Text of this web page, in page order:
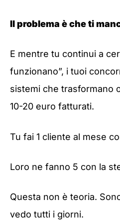
Il problema è che ti
E mentre tu continui a
funzionano”, i tuoi
sistemi che trasformano
10-20 euro fatturati.
Tu fai 1 cliente al mese
Loro ne fanno 5 con la
Questa non è teoria.
vedo tutti i giorni.